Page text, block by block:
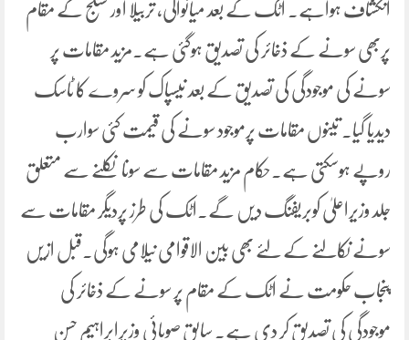
انکشاف ہواہے۔ اٹک کے بعد میانوالی، تربیلا اور ستلج کے مقام
پربھی سونے کے ذخائر کی تصدیق ہوگئی ہے۔مزید مقامات پر
سونے کی موجودگی کی تصدیق کے بعد نیسپاک کو سروے کا ٹاسک
دیدیا گیا۔ تینوں مقامات پرموجود سونے کی قیمت کئی سوارب
روپے ہوسکتی ہے۔حکام مزید مقامات سے سونا نکلنے سے متعلق
جلد وزیراعلیٰ کوبریفنگ دیں گے۔اٹک کی طرز پردیگر مقامات سے
سونے نکالنے کے لئے بھی بین الاقوامی نیلامی ہوگی۔قبل ازیں
پنجاب حکومت نے اٹک کے مقام پر سونے کے ذخائر کی
موجودگی کی تصدیق کر دی ہے۔ سابق صوبائی وزیرابراہیم حسن